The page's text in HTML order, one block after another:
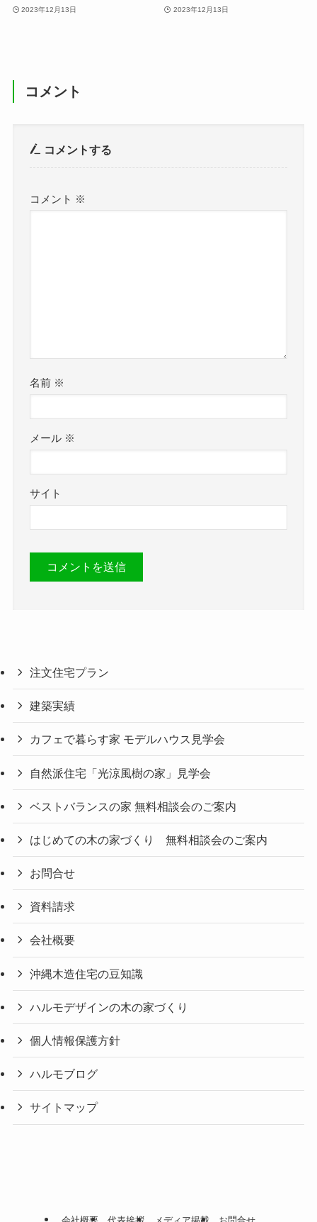
2023年12月13日 2023年12月13日
コメント
コメントする
コメント ※
名前 ※
メール ※
サイト
注文住宅プラン
建築実績
カフェで暮らす家 モデルハウス見学会
自然派住宅「光涼風樹の家」見学会
ベストバランスの家 無料相談会のご案内
はじめての木の家づくり 無料相談会のご案内
お問合せ
資料請求
会社概要
沖縄木造住宅の豆知識
ハルモデザインの木の家づくり
個人情報保護方針
ハルモブログ
サイトマップ